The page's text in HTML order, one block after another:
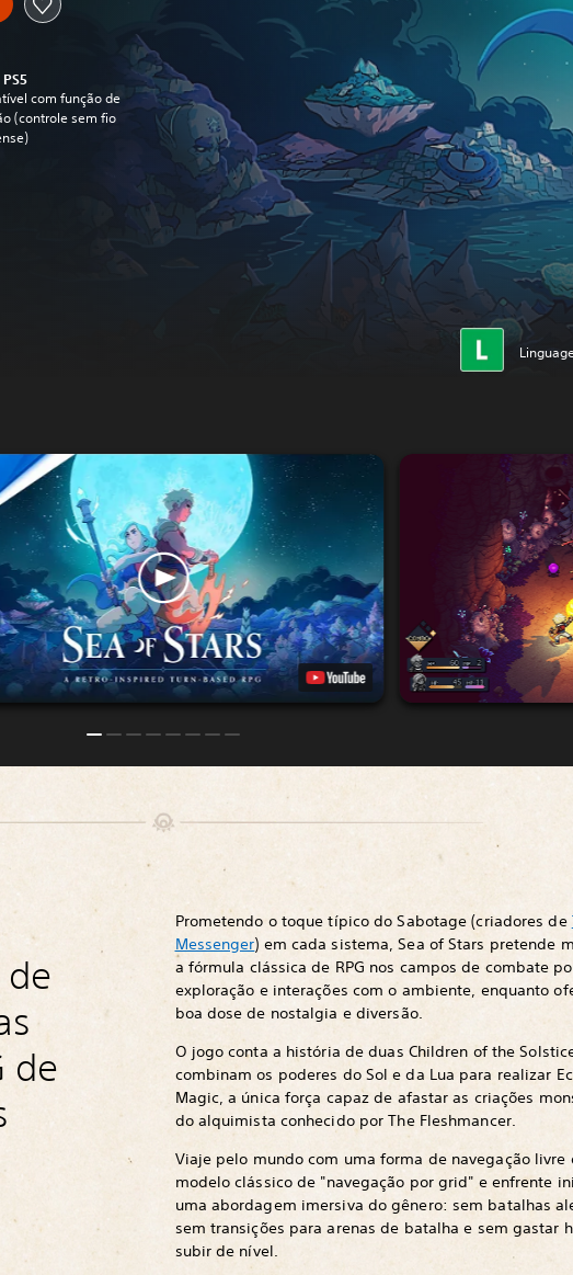
com função de
(controle sem fio
de
Prometendo o toque típico do Sabotage (criadores de
Messenger) em cada sistema, Sea of Stars pretende
a fórmula clássica de RPG nos campos de combate
exploração e interações com o ambiente, enquanto
boa dose de nostalgia e diversão.
O jogo conta a história de duas Children of the
combinam os poderes do Sol e da Lua para realizar
Magic, a única força capaz de afastar as criações
do alquimista conhecido por The Fleshmancer.
Viaje pelo mundo com uma forma de navegação livre
modelo clássico de "navegação por grid" e enfrente
uma abordagem imersiva do gênero: sem batalhas
sem transições para arenas de batalha e sem gastar
subir de nível.